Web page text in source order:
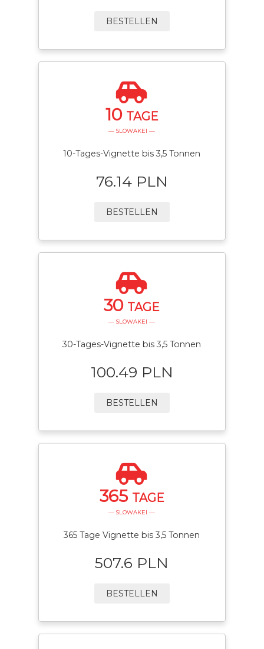
BESTELLEN
10 TAGE
— SLOWAKEI —
10-Tages-Vignette bis 3,5 Tonnen
76.14 PLN
BESTELLEN
30 TAGE
— SLOWAKEI —
30-Tages-Vignette bis 3,5 Tonnen
100.49 PLN
BESTELLEN
365 TAGE
— SLOWAKEI —
365 Tage Vignette bis 3,5 Tonnen
507.6 PLN
BESTELLEN